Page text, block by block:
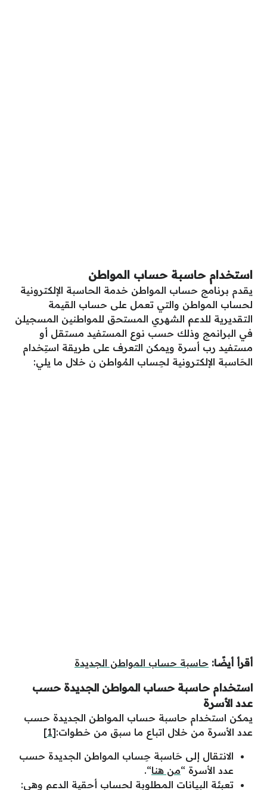
استخدام حاسبة حساب المواطن
يقدم برنامج حساب المواطن خدمة الحاسبة الإلكترونية
لحساب المواطن والتي تعمل على حساب القيمة
التقديرية للدعم الشهري المستحق للمواطنين المسجيلن
في البرانمج وذلك حسب نوع المستفيد مستقل أو
مستفيد رب أسرة ويمكن التعرف على طريقة استِخدام
الحَاسبة الإلكترونية لحِساب المُواطن ن خلال ما يلي:
أقرأ أيضًا: حاسبة حساب المواطن الجديدة
استخدام حاسبة حساب المواطن الجديدة حسب
عدد الأسرة
يمكن استخدام حاسبة حساب المواطن الجديدة حسب
عدد الأسرة من خلال اتباع ما سبق من خطوات:[1]
الانتقال إلى حَاسبة حِساب المواطن الجديدة حسب
عدد الأسرة “من هنا“.
تعبئة البيانات المطلوبة لحساب أحقية الدعم وهي: